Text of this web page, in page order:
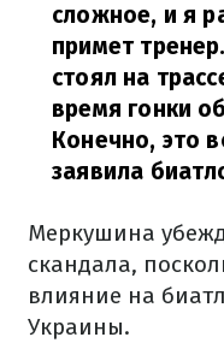
сложное, и я
примет
стоял на
время гонки
Конечно, это
заявила
Меркушина
скандала,
влияние на
Украины.